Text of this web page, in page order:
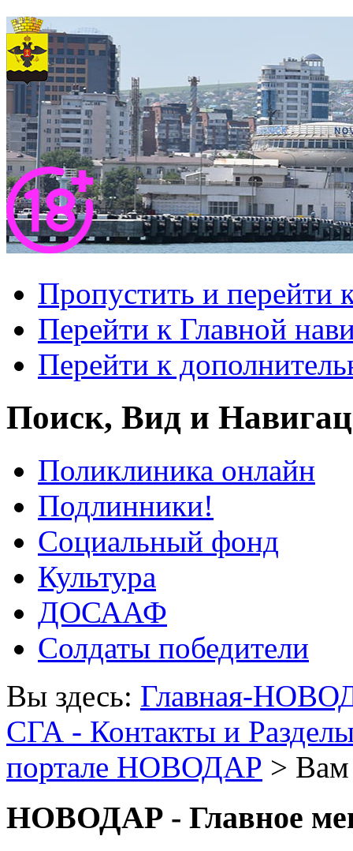
Пропустить и перейти
Перейти к Главной
Перейти к
Поиск, Вид и
Поликлиника онлайн
Подлинники!
Социальный фонд
Культура
ДОСААФ
Солдаты победители
Вы здесь: Главная-
СГА - Контакты и
портале НОВОДАР >
НОВОДАР - Главное